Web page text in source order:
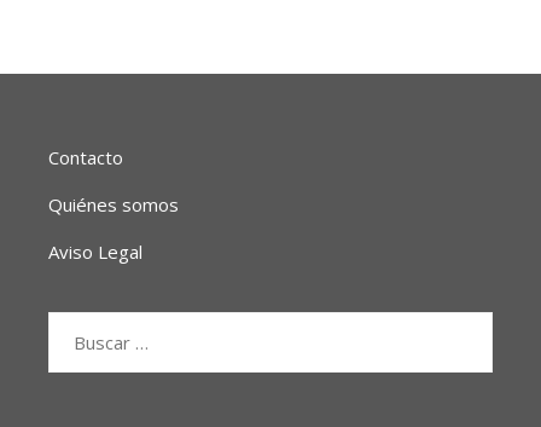
Contacto
Quiénes somos
Aviso Legal